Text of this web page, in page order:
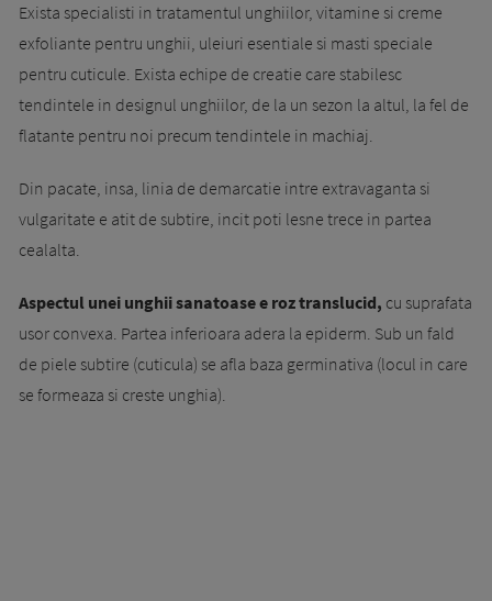
Exista specialisti in tratamentul unghiilor, vitamine si creme
exfoliante pentru unghii, uleiuri esentiale si masti speciale
pentru cuticule. Exista echipe de creatie care stabilesc
tendintele in designul unghiilor, de la un sezon la altul, la fel de
flatante pentru noi precum tendin­te­le in machiaj.
Din pacate, insa, linia de demarcatie intre extravaganta si
vulgaritate e atit de subtire, incit poti lesne trece in partea
cealalta.
Aspectul unei unghii sanatoase e roz translucid, cu suprafata
usor convexa. Partea inferioara adera la epiderm. Sub un fald
de piele subtire (cuticula) se afla baza germinativa (locul in care
se formeaza si creste unghia).